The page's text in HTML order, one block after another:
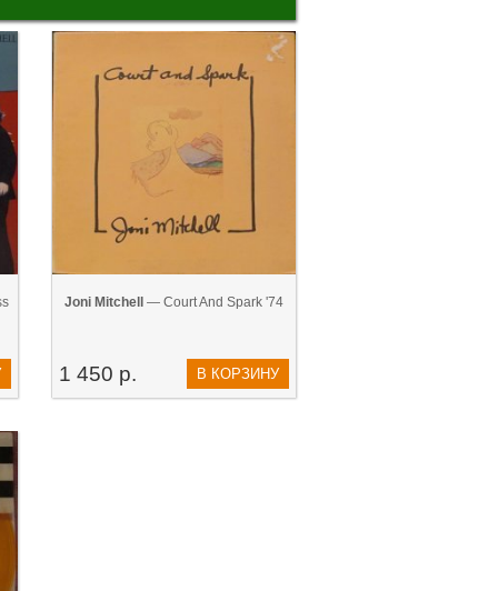
Joni Mitchell — Court And Spark '74
1 450 р. В КОРЗИНУ